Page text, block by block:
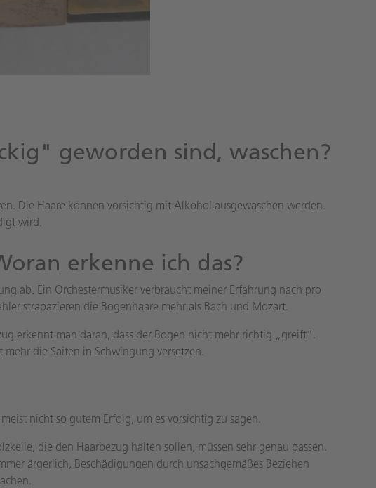
geworden sind, waschen?
Die Haare können vorsichtig mit Alkohol ausgewaschen werden.
wird.
erkenne ich das?
ab. Ein Orchestermusiker verbraucht meiner Erfahrung nach pro
strapazieren die Bogenhaare mehr als Bach und Mozart.
erkennt man daran, dass der Bogen nicht mehr richtig „greift“.
die Saiten in Schwingung versetzen.
nicht so gutem Erfolg, um es vorsichtig zu sagen.
die den Haarbezug halten sollen, müssen sehr genau passen.
ärgerlich, Beschädigungen durch unsachgemäßes Beziehen